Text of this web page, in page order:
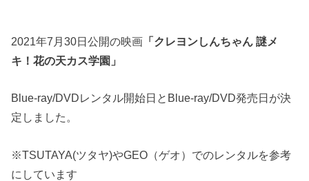
2021年7月30日公開の映画 「クレヨンしんちゃん 謎メ
キ！花の天カス学園」
Blue-ray/DVDレンタル開始日とBlue-ray/DVD発売日が決
定しました。
※TSUTAYA(ツタヤ)やGEO（ゲオ）でのレンタルを参考
にしています